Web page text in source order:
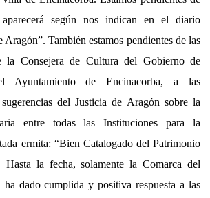
según nos indican en el diario
También estamos pendientes de las
la Consejera de Cultura del Gobierno de
Ayuntamiento de Encinacorba, a las
del Justicia de Aragón sobre la
entre todas las Instituciones para la
ermita: “Bien Catalogado del Patrimonio
Hasta la fecha, solamente la Comarca del
ha dado cumplida y positiva respuesta a las